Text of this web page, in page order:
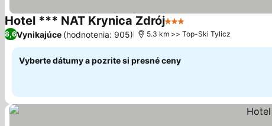
Hotel *** NAT Krynica Zdrój3 Počet hviezdičiek
8,6Vynikajúce (hodnotenia: 905) 5.3 km >> Top-Ski Tylicz
Vyberte dátumy a pozrite si presné ceny